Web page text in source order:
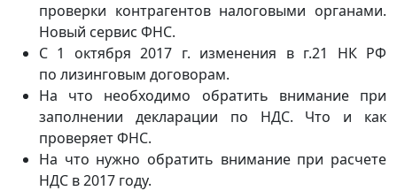
проверки контрагентов налоговыми органами.
Новый сервис ФНС.
С 1 октября 2017 г. изменения в г.21 НК РФ
по лизинговым договорам.
На что необходимо обратить внимание при
заполнении декларации по НДС. Что и как
проверяет ФНС.
На что нужно обратить внимание при расчете
НДС в 2017 году.